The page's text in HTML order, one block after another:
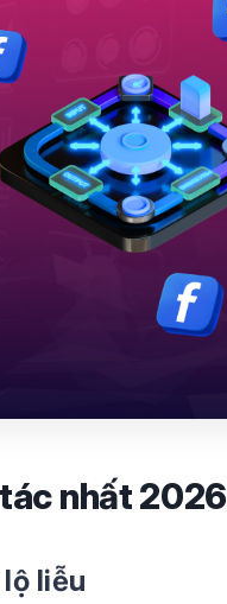
nhất 2026
liễu